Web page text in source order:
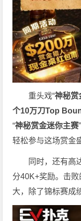
重头戏“神秘赏
个10万刀Top
“神秘赏金迷你主赛
轻松参与这场赏金
同时，还有高
分40K+奖励。击
大，除了锦标赛成